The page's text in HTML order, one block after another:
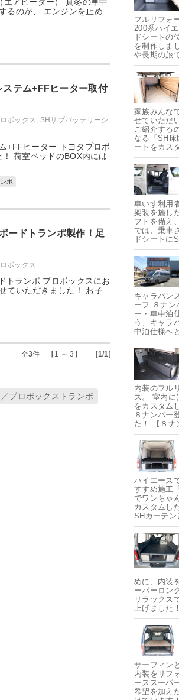
るのが、 エンジンを止め
ステム+FFヒーター取付
ボックス, SHサブバッテリーシ
+FFヒーター トヨタプロボ
荷室ベッドのBOX内には
ポ
ードトランポ製作！足
ボックス
トランポ プロボックスにお
ていただきました！ お子
全3件 【1 ～ 3】 [1/1]
プロボックストランポ
フルリフォ
200系ハイ
ドシートの
を制作しま
や長期の旅
家族みんな
せていただ
ご紹介する
なる「SH
ートをカス
車いす利用
架装を施し
フトを備え
では、乗車
ドシートに
キャラバン
ーフ ８ナン
ー・車中泊
う、キャラ
中泊仕様へ
内装のフル
ス。 室内に
をカスタム
８ナンバー
た！ 【８ナ
ハイエース
すすめ施工
でワンちゃ
カスタムし
SHカーテン
めに、内装
ーパーロン
リラックス
上げました
サーフィン
内装をリフ
ーススーパ
希望を加え